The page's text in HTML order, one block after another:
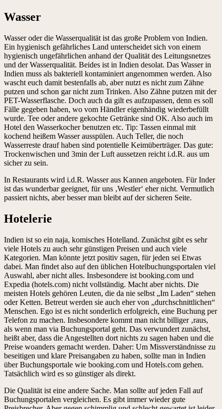
Wasser
Wasser oder die Wasserqualität ist das große Problem von Indien.
Ein hygienisch gefährliches Land unterscheidet sich von einem
hygienisch ungefährlichen anhand der Qualität des Leitungsnetzes
und der Wasserqualität. Beides ist in Indien desolat. Das Wasser in
Indien muss als bakteriell kontaminiert angenommen werden. Also
wascht euch damit bestenfalls ab, aber nutzt es nicht zum Zähne
putzen und schon gar nicht zum Trinken. Also Zähne putzen mit der
PET-Wasserflasche. Doch auch da gilt es aufzupassen, denn es soll
Fälle gegeben haben, wo vom Händler eigenhändig wiederbefüllt
wurde. Tee oder andere gekochte Getränke sind OK. Also auch im
Hotel den Wasserkocher benutzen etc. Tip: Tassen einmal mit
kochend heißem Wasser ausspülen. Auch Teller, die noch
Wasserreste drauf haben sind potentielle Keimüberträger. Das gute:
Trockenwischen und 3min der Luft aussetzen reicht i.d.R. aus um
sicher zu sein.
In Restaurants wird i.d.R. Wasser aus Kannen angeboten. Für Inder
ist das wunderbar geeignet, für uns ‚Westler‘ eher nicht. Vermutlich
passiert nichts, aber besser man bleibt auf der sicheren Seite.
Hotelerie
Indien ist so ein naja, komisches Hotelland. Zunächst gibt es sehr
viele Hotels zu auch sehr günstigen Preisen und auch viele
Kategorien. Man könnte jetzt positiv sagen, für jeden sei Etwas
dabei. Man findet also auf den üblichen Hotelbuchungsportalen viel
Auswahl, aber nicht alles. Insbesondere ist booking.com und
Expedia (hotels.com) nicht vollständig. Macht aber nichts. Die
meisten Hotels gehören Leuten, die da nie selbst „Im Laden“ stehen
oder Ketten. Betreut werden sie auch eher von „durchschnittlichen“
Menschen. Ego ist es nicht sonderlich erfolgreich, eine Buchung per
Telefon zu machen. Insbesondere kommt man nicht billiger ‚raus,
als wenn man via Buchungsportal geht. Das verwundert zunächst,
heißt aber, dass die Angestellten dort nichts zu sagen haben und die
Preise woanders gemacht werden. Daher: Um Missverständnisse zu
beseitigen und klare Preisangaben zu haben, sollte man in Indien
über Buchungsportale wie booking.com und Hotels.com gehen.
Tatsächlich wird es so günstiger als direkt.
Die Qualität ist eine andere Sache. Man sollte auf jeden Fall auf
Buchungsportalen vergleichen. Es gibt immer wieder gute